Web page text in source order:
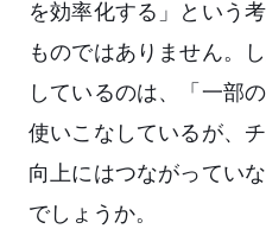
を効率化する」という
ものではありません。
しているのは、「一部
使いこなしているが、
向上にはつながってい
でしょうか。